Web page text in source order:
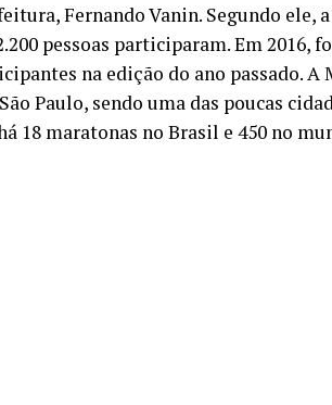
Fernando Vanin. Segundo ele,
pessoas participaram. Em 2016,
na edição do ano passado.
Paulo, sendo uma das poucas
18 maratonas no Brasil e 450 no